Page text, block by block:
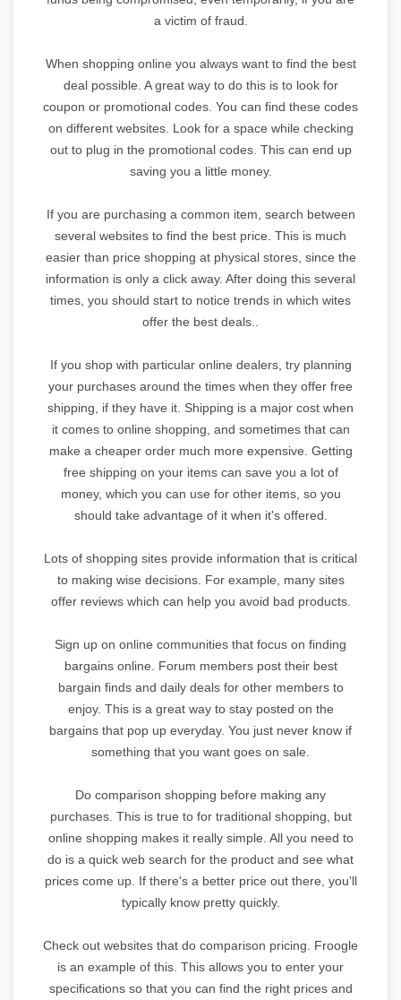
a victim of fraud.
When shopping online you always want to find the best
deal possible. A great way to do this is to look for
coupon or promotional codes. You can find these codes
on different websites. Look for a space while checking
out to plug in the promotional codes. This can end up
saving you a little money.
If you are purchasing a common item, search between
several websites to find the best price. This is much
easier than price shopping at physical stores, since the
information is only a click away. After doing this several
times, you should start to notice trends in which wites
offer the best deals..
If you shop with particular online dealers, try planning
your purchases around the times when they offer free
shipping, if they have it. Shipping is a major cost when
it comes to online shopping, and sometimes that can
make a cheaper order much more expensive. Getting
free shipping on your items can save you a lot of
money, which you can use for other items, so you
should take advantage of it when it's offered.
Lots of shopping sites provide information that is critical
to making wise decisions. For example, many sites
offer reviews which can help you avoid bad products.
Sign up on online communities that focus on finding
bargains online. Forum members post their best
bargain finds and daily deals for other members to
enjoy. This is a great way to stay posted on the
bargains that pop up everyday. You just never know if
something that you want goes on sale.
Do comparison shopping before making any
purchases. This is true to for traditional shopping, but
online shopping makes it really simple. All you need to
do is a quick web search for the product and see what
prices come up. If there's a better price out there, you'll
typically know pretty quickly.
Check out websites that do comparison pricing. Froogle
is an example of this. This allows you to enter your
specifications so that you can find the right prices and